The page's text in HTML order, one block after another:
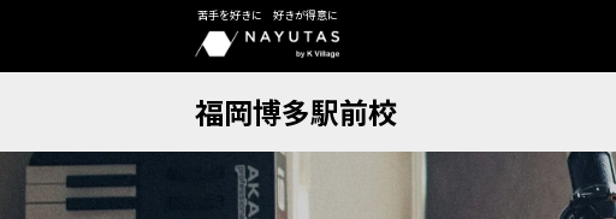
苦手を好きに 好きが得意に
福岡博多駅前校